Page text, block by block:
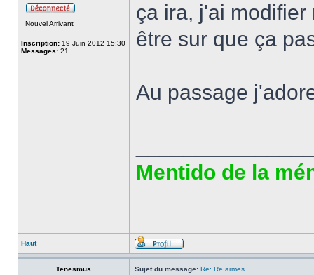
Nouvel Arrivant
Inscription: 19 Juin 2012 15:30
Messages: 21
ça ira, j'ai
être sur que ça
Au passage
Mentido de la
Haut
Tenesmus Sujet du message: Re: Re armes